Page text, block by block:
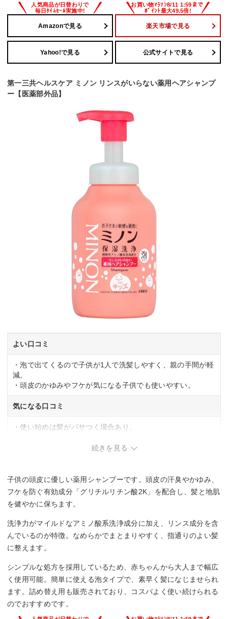
Amazonで見る 楽天市場で見る
Yahoo!で見る 公式サイトで見る
第一三共ヘルスケア ミノン リンスがいらない薬用ヘアシャンプ
ー【医薬部外品】
よい口コミ
・泡で出てくるので子供が1人で洗髪しやすく、親の手間が軽
減。
・頭皮のかゆみやフケが気になる子供でも使いやすい。
気になる口コミ
・使い始めは髪がパサつく場合あり。
続きを見る
子供の頭皮に優しい薬用シャンプーです。頭皮の汗臭やかゆみ、
フケを防ぐ有効成分「グリチルリチン酸2K」を配合し、髪と地肌
を健やかに保ちます。
洗浄力がマイルドなアミノ酸系洗浄成分に加え、リンス成分を含
んでいるのが特徴。なめらかでまとまりやすく、指通りのよい髪
に整えます。
シンプルな処方を採用しているため、赤ちゃんから大人まで幅広
く使用可能。簡単に使える泡タイプで、素早く髪になじませられ
ます。詰め替え用も販売されており、コスパよく使い続けられる
のでおすすめです。